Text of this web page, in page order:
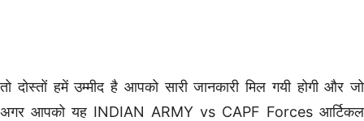
तो दोस्तों हमें उम्मीद है आपको सारी जानकारी मिल गयी होगी और जो
अगर आपको यह INDIAN ARMY vs CAPF Forces आर्टिकल